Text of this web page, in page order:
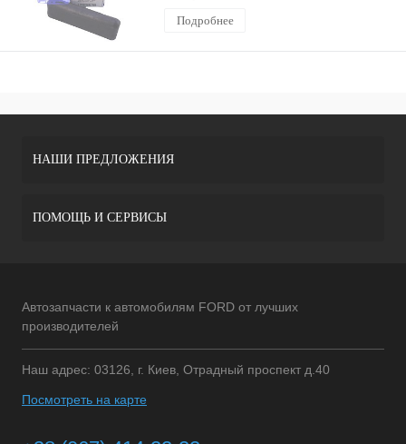
Подробнее
НАШИ ПРЕДЛОЖЕНИЯ
ПОМОЩЬ И СЕРВИСЫ
Автозапчасти к автомобилям FORD от лучших
производителей
Наш адрес: 03126, г. Киев, Отрадный проспект д.40
Посмотреть на карте